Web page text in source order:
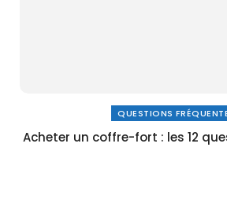
QUESTIONS
Acheter un coffre-fort : les 12